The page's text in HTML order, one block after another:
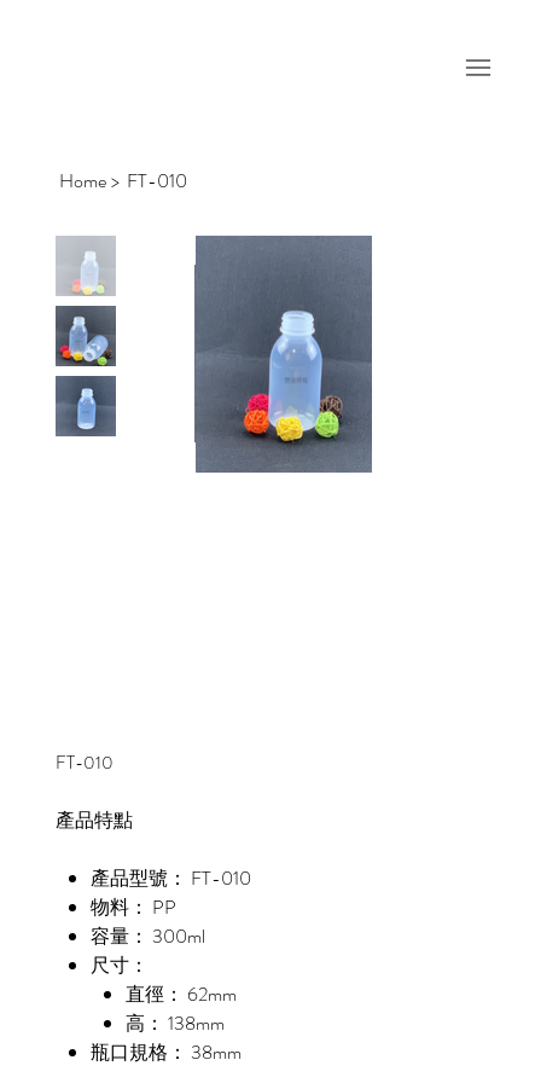
Home> FT-010
FT-010
產品特點
產品型號： FT-010
物料： PP
容量： 300ml
尺寸：
直徑： 62mm
高： 138mm
瓶口規格： 38mm